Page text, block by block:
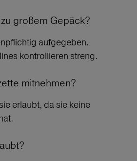
großem Gepäck?
aufgegeben.
kontrollieren streng.
mitnehmen?
erlaubt, da sie keine